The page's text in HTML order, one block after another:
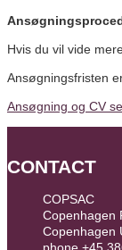
Hvis du vil vide
Ansøgningsfristen
Ansøgning og CV
CONTACT
COPSAC
Copenhagen
Copenhagen
phone +45